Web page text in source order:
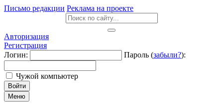
Письмо редакции Реклама на проекте
Авторизация
Регистрация
Логин:
Пароль (забыли?):
Чужой компьютер
Войти
Меню